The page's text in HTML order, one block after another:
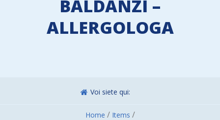
BALDANZI –
ALLERGOLOGA
Voi siete qui:
Home / Items /